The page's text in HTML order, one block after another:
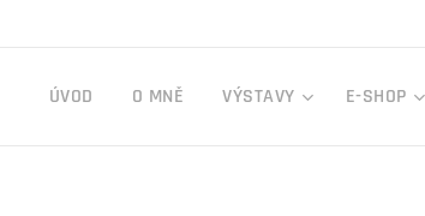
ÚVOD O MNĚ VÝSTAVY E-SHOP